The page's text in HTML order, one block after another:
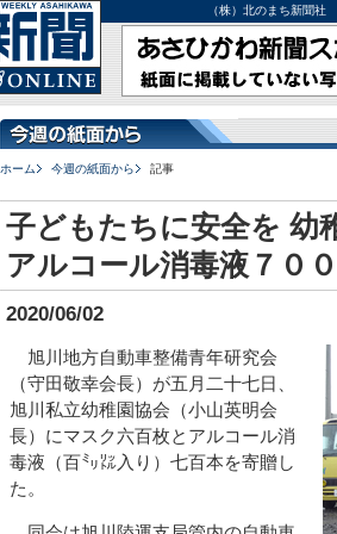
（株）北のまち新聞
ホーム 今週の紙面から 記事
子どもたちに安全を 幼
アルコール消毒液７０
2020/06/02
旭川地方自動車整備青年研究会
（守田敬幸会長）が五月二十七日、
旭川私立幼稚園協会（小山英明会
長）にマスク六百枚とアルコール消
毒液（百㍉㍑入り）七百本を寄贈し
た。